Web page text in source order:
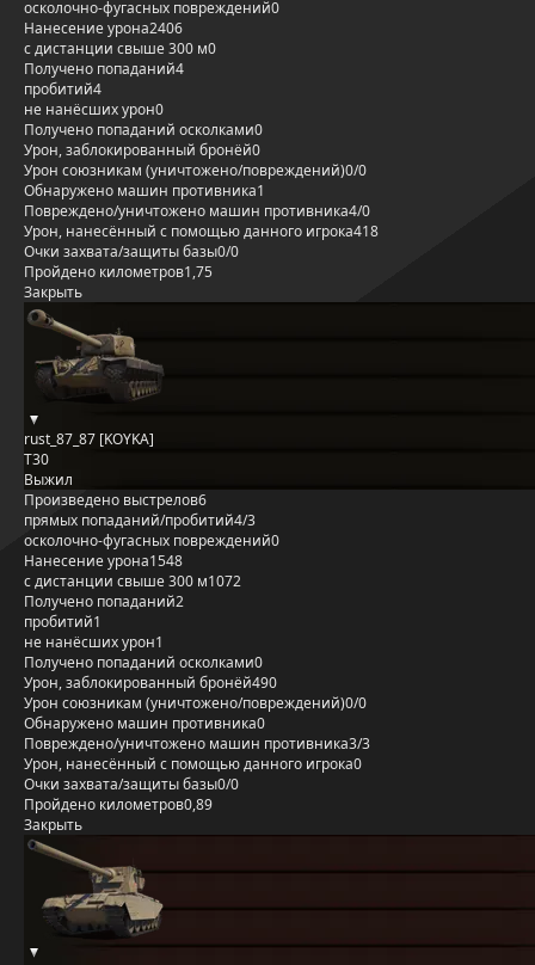
осколочно-фугасных повреждений0
Нанесение урона2406
с дистанции свыше 300 м0
Получено попаданий4
пробитий4
не нанёсших урон0
Получено попаданий осколками0
Урон, заблокированный бронёй0
Урон союзникам (уничтожено/повреждений)0/0
Обнаружено машин противника1
Повреждено/уничтожено машин противника4/0
Урон, нанесённый с помощью данного игрока418
Очки захвата/защиты базы0/0
Пройдено километров1,75
Закрыть
rust_87_87 [KOYKA]
T30
Выжил
Произведено выстрелов6
прямых попаданий/пробитий4/3
осколочно-фугасных повреждений0
Нанесение урона1548
с дистанции свыше 300 м1072
Получено попаданий2
пробитий1
не нанёсших урон1
Получено попаданий осколками0
Урон, заблокированный бронёй490
Урон союзникам (уничтожено/повреждений)0/0
Обнаружено машин противника0
Повреждено/уничтожено машин противника3/3
Урон, нанесённый с помощью данного игрока0
Очки захвата/защиты базы0/0
Пройдено километров0,89
Закрыть